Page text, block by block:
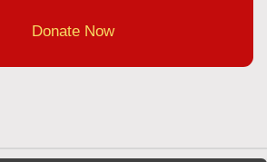
Donate Now